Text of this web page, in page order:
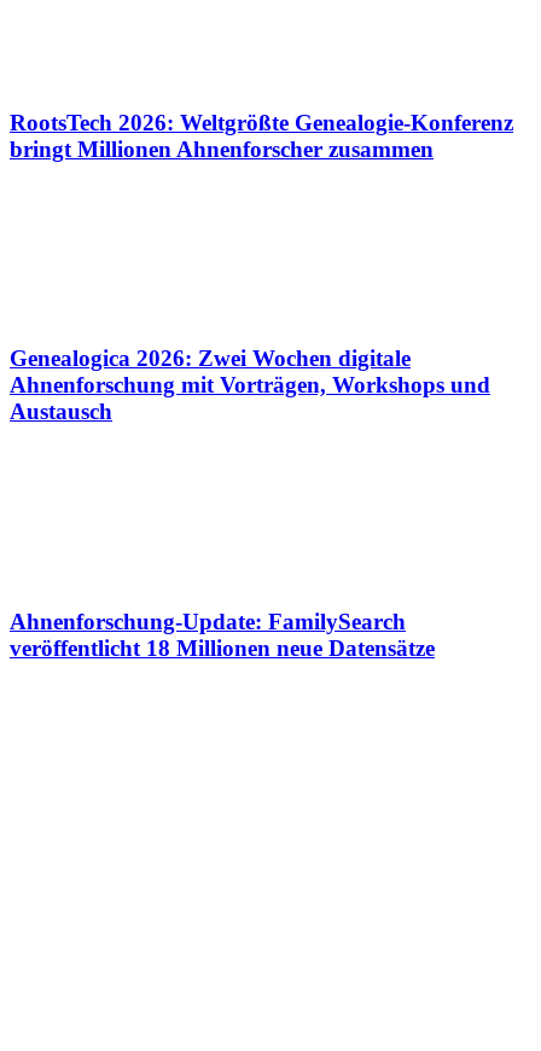
RootsTech 2026: Weltgrößte Genealogie-Konferenz
bringt Millionen Ahnenforscher zusammen
Genealogica 2026: Zwei Wochen digitale
Ahnenforschung mit Vorträgen, Workshops und
Austausch
Ahnenforschung-Update: FamilySearch
veröffentlicht 18 Millionen neue Datensätze